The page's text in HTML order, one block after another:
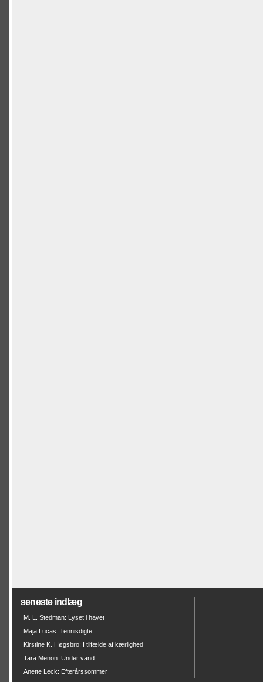
seneste indlæg
M. L. Stedman: Lyset i havet
Maja Lucas: Tennisdigte
Kirstine K. Høgsbro: I tilfælde af kærlighed
Tara Menon: Under vand
Anette Leck: Efterårssommer